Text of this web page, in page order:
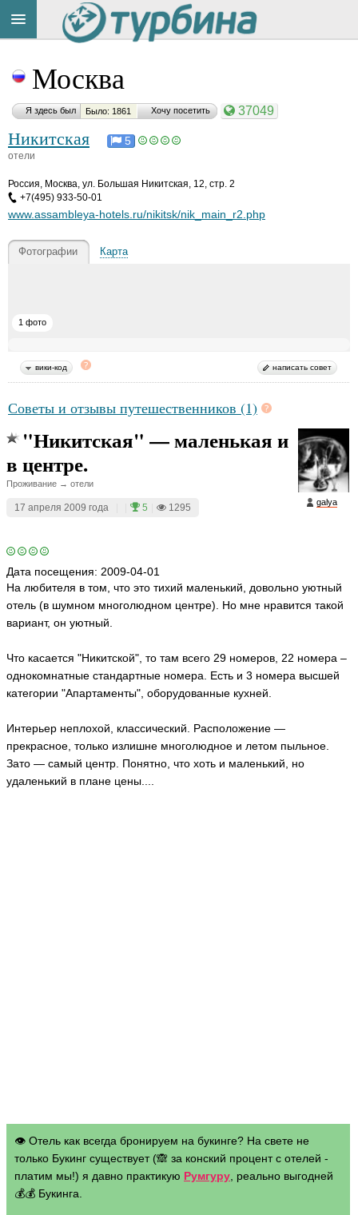
Москва
Я здесь был Было: 1861 Хочу посетить 37049
Никитская 5
отели
Россия, Москва, ул. Большая Никитская, 12, стр. 2
+7(495) 933-50-01
www.assambleya-hotels.ru/nikitsk/nik_main_r2.php
Фотографии Карта
1 фото
вики-код написать совет
Советы и отзывы путешественников (1)
galya
"Никитская" — маленькая и
в центре.
Проживание → отели
17 апреля 2009 года 5 1295
Дата посещения: 2009-04-01
На любителя в том, что это тихий маленький, довольно уютный
отель (в шумном многолюдном центре). Но мне нравится такой
вариант, он уютный.
Что касается "Никитской", то там всего 29 номеров, 22 номера –
однокомнатные стандартные номера. Есть и 3 номера высшей
категории "Апартаменты", оборудованные кухней.
Интерьер неплохой, классический. Расположение —
прекрасное, только излишне многолюдное и летом пыльное.
Зато — самый центр. Понятно, что хоть и маленький, но
удаленький в плане цены....
👁 Отель как всегда бронируем на букинге? На свете не
только Букинг существует (🙈 за конский процент с отелей -
платим мы!) я давно практикую Румгуру , реально выгодней
💰💰 Букинга.
на
сайте:
Button